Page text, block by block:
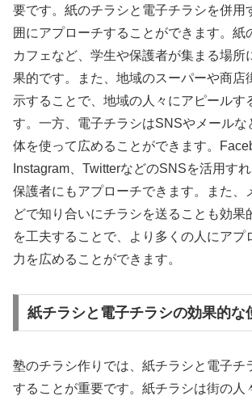
要です。紙のチラシと電子チラシを併用
囲にアプローチすることができます。紙
カフェなど、学生や保護者が集まる場所
果的です。また、地域のスーパーや商店
示することで、地域の人々にアピールす
す。一方、電子チラシはSNSやメールな
体を使って広めることができます。
Instagram、TwitterなどのSNSを活用す
保護者にもアプローチできます。また、
どで知り合いにチラシを送ることも効果
を工夫することで、より多くの人にアプ
力を広めることができます。
紙チラシと電子チラシの効果的な
塾のチラシ作りでは、紙チラシと電子チ
することが重要です。紙チラシは街の人